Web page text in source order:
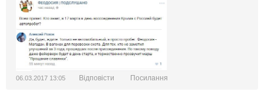
06.03.2017 13:05 Відповісти Посилання